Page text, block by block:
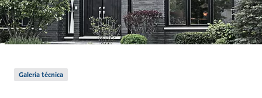
Galería técnica